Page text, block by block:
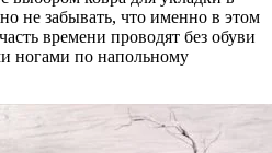
не забывать, что именно в этом
времени проводят без обуви
ногами по напольному